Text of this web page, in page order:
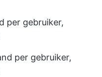
per gebruiker,
per gebruiker,